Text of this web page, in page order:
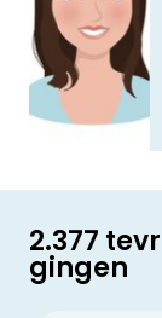
2.377
gingen